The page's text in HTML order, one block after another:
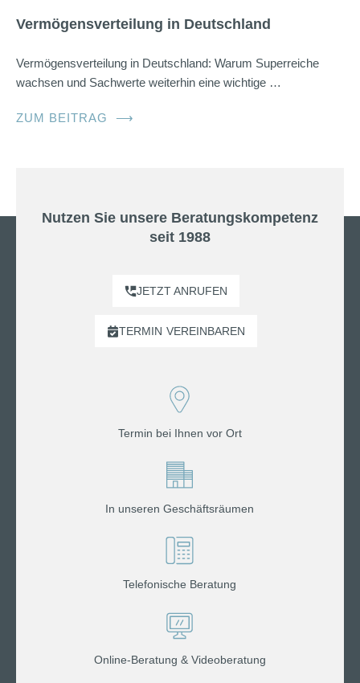
Vermögensverteilung in Deutschland
Vermögensverteilung in Deutschland: Warum Superreiche
wachsen und Sachwerte weiterhin eine wichtige …
ZUM BEITRAG ⟶
Nutzen Sie unsere Beratungskompetenz
seit 1988
JETZT ANRUFEN
TERMIN VEREINBAREN
Termin bei Ihnen vor Ort
In unseren Geschäftsräumen
Telefonische Beratung
Online-Beratung & Videoberatung